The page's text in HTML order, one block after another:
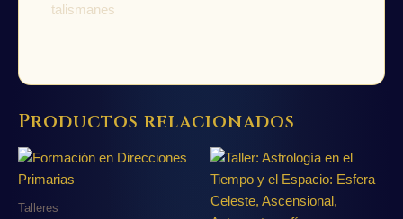
talismanes
Productos relacionados
Talleres